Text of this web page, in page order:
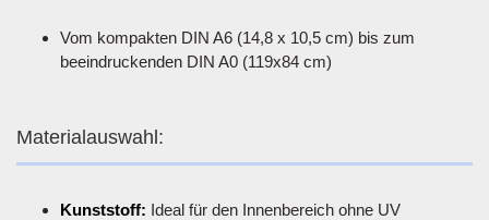
Vom kompakten DIN A6 (14,8 x 10,5 cm) bis zum
beeindruckenden DIN A0 (119x84 cm)
Materialauswahl:
Kunststoff: Ideal für den Innenbereich ohne UV